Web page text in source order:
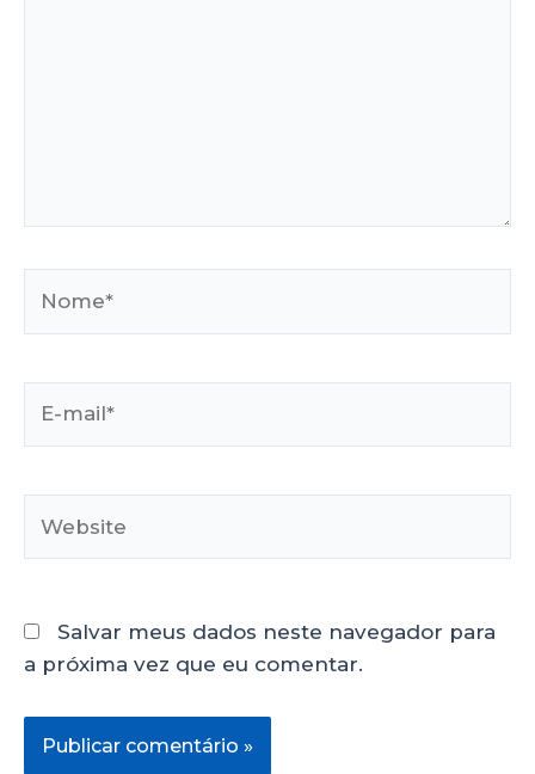
Salvar meus dados neste navegador para
a próxima vez que eu comentar.